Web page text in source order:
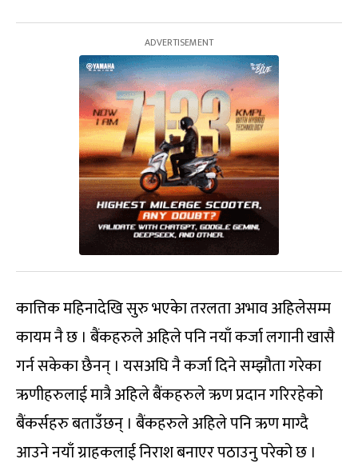
कात्तिक महिनादेखि सुरु भएकेा तरलता अभाव अहिलेसम्म
कायम नै छ । बैंकहरुले अहिले पनि नयाँ कर्जा लगानी खासै
गर्न सकेका छैनन् । यसअघि नै कर्जा दिने सम्झौता गरेका
ऋणीहरुलाई मात्रै अहिले बैंकहरुले ऋण प्रदान गरिरहेको
बैंकर्सहरु बताउँछन् । बैंकहरुले अहिले पनि ऋण माग्दै
आउने नयाँ ग्राहकलाई निराश बनाएर पठाउनु परेको छ ।